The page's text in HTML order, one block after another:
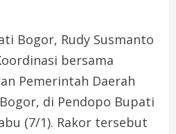
Bogor, Rudy Susmanto
bersama
Pemerintah Daerah
di Pendopo Bupati
(7/1). Rakor tersebut